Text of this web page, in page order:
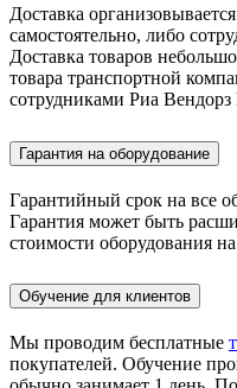
Доставка
самостоятельно, либо
Доставка товаров
товара транспортной
сотрудниками Риа Вендорз
Гарантия на оборудование
Гарантийный срок на все
Гарантия может быть
стоимости оборудования
Обучение для клиентов
Мы проводим бесплатные
покупателей. Обучение